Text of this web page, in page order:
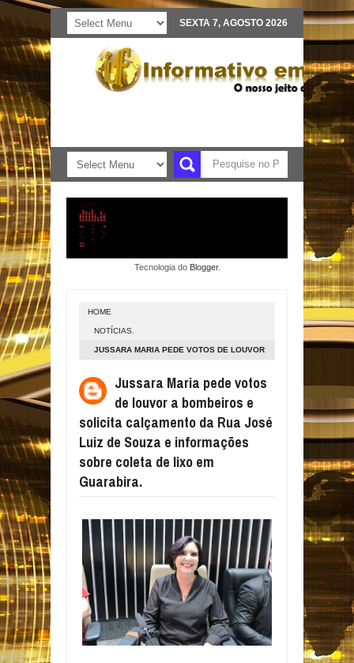
SEXTA 7, AGOSTO 2026
Tecnologia do Blogger.
HOME
NOTÍCIAS.
JUSSARA MARIA PEDE VOTOS DE LOUVOR
DA RUA JOSÉ LUIZ DE SOUZA E
INFORMAÇÕES SOBRE COLETA DE LIXO
EM GUARABIRA.
Jussara Maria pede votos
de louvor a bombeiros e
solicita calçamento da Rua José
Luiz de Souza e informações
sobre coleta de lixo em
Guarabira.